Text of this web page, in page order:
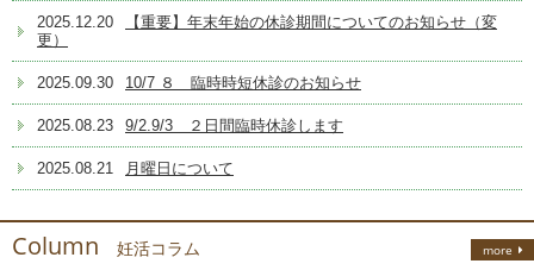
2025.12.20
【重要】年末年始の休診期間についてのお知らせ（変
更）
2025.09.30 10/7 ８ 臨時時短休診のお知らせ
2025.08.23 9/2.9/3 ２日間臨時休診します
2025.08.21 月曜日について
Column 妊活コラム more